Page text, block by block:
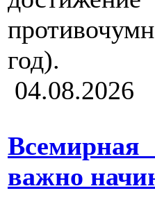
год).
04.08.2026
Всемирная
важно